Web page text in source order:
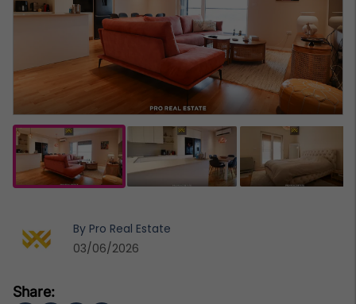
By Pro Real Estate
03/06/2026